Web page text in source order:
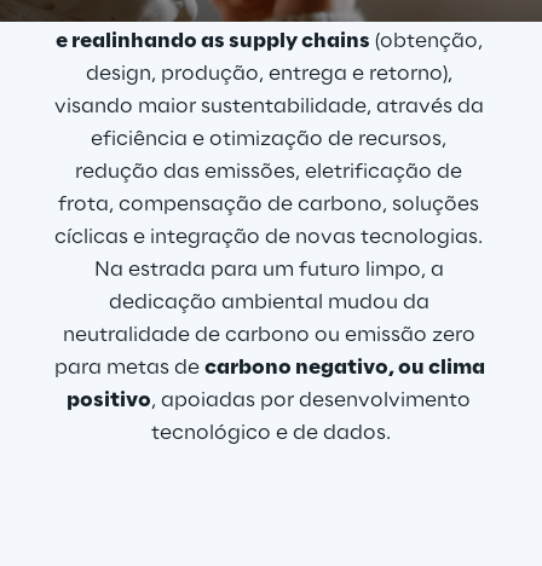
ambientais. As empresas estão
e realinhando as supply chains (obtenção,
design, produção, entrega e retorno),
visando maior sustentabilidade, através da
eficiência e otimização de recursos,
redução das emissões, eletrificação de
frota, compensação de carbono, soluções
cíclicas e integração de novas tecnologias.
Na estrada para um futuro limpo, a
dedicação ambiental mudou da
neutralidade de carbono ou emissão zero
para metas de carbono negativo, ou clima
positivo, apoiadas por desenvolvimento
tecnológico e de dados.